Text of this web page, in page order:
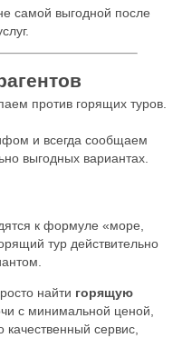
самой выгодной после
против горящих туров.
и всегда сообщаем
выгодных вариантах.
к формуле «море,
тур действительно
найти горящую
с минимальной ценой,
качественный сервис,